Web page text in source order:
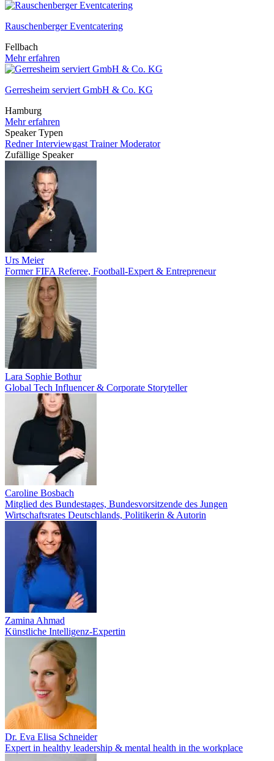
Rauschenberger Eventcatering
Fellbach
Mehr erfahren
Gerresheim serviert GmbH & Co. KG
Hamburg
Mehr erfahren
Speaker Typen
RednerInterviewgast TrainerModerator
Zufällige Speaker
Urs Meier
Former FIFA Referee, Football-Expert & Entrepreneur
Lara Sophie Bothur
Global Tech Influencer & Corporate Storyteller
Caroline Bosbach
Mitglied des Bundestages, Bundesvorsitzende des Jungen
Wirtschaftsrates Deutschlands, Politikerin & Autorin
Zamina Ahmad
Künstliche Intelligenz-Expertin
Dr. Eva Elisa Schneider
Expert in healthy leadership & mental health in the workplace